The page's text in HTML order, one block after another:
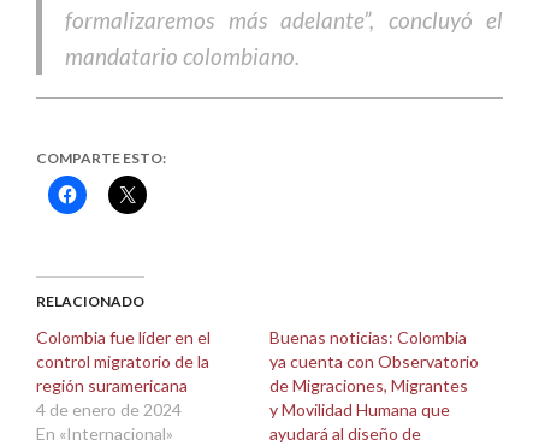
formalizaremos más adelante”, concluyó el
mandatario colombiano.
COMPARTE ESTO:
Haz
clic
(Se
abre
una
ventana
nueva)
Haz
clic
(Se
abre
una
ventana
nueva)
RELACIONADO
Colombia fue líder en el
control migratorio de la
región suramericana
4 de enero de 2024
En «Internacional»
Buenas noticias: Colombia
ya cuenta con Observatorio
de Migraciones, Migrantes
y Movilidad Humana que
ayudará al diseño de